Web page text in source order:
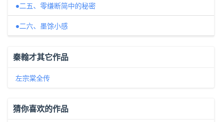
●二五、零缣断简中的秘密
●二六、墨馀小感
秦翰才其它作品
左宗棠全传
猜你喜欢的作品